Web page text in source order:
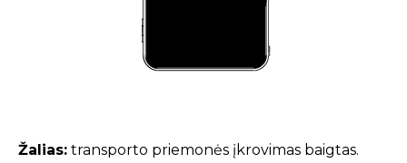
Žalias: transporto priemonės įkrovimas baigtas.